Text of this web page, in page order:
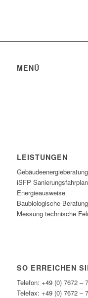
MENÜ
LEISTUNGEN
Gebäudeenergieberatung
iSFP Sanierungsfahrplan
Energieausweise
Baubiologische Beratung
Messung technische
SO ERREICHEN
Telefon: +49 (0) 7672 –
Telefax: +49 (0) 7672 –